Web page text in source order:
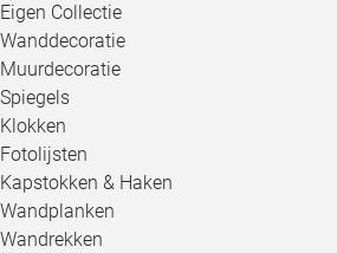
Eigen Collectie
Wanddecoratie
Muurdecoratie
Spiegels
Klokken
Fotolijsten
Kapstokken & Haken
Wandplanken
Wandrekken